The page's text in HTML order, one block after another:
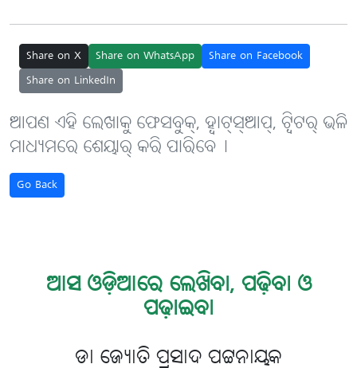
Share on X Share on WhatsApp
Share on Facebook
Share on LinkedIn
ଆପଣ ଏହି ଲେଖାକୁ ଫେସବୁକ୍, ହ୍ବାଟ୍‌ସ୍‌ଆପ୍, ଟ୍ବିଟର୍ ଭଳି
ମାଧ୍ୟମରେ ଶେୟାର୍ କରି ପାରିବେ୤
Go Back
ଆସ ଓଡ଼ିଆରେ ଲେଖିବା, ପଢ଼ିବା ଓ
ପଢ଼ାଇବା
ଡା ଜ୍ୟୋତି ପ୍ରସାଦ ପଟ୍ଟନାୟକ